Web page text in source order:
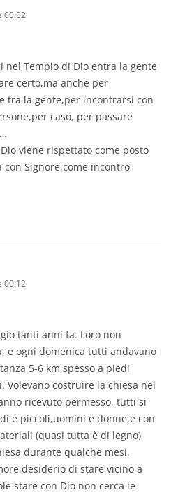
00:02
nel Tempio di Dio entra la gente
certo,ma anche per
tra la gente,per incontrarsi con
caso, per passare
viene rispettato come posto
con Signore,come incontro
00:12
tanti anni fa. Loro non
e ogni domenica tutti andavano
5-6 km,spesso a piedi
Volevano costruire la chiesa nel
ricevuto permesso, tutti si
e piccoli,uomini e donne,e con
(quasi tutta è di legno)
durante qualche mesi.
di stare vicino a
stare con Dio non cerca le